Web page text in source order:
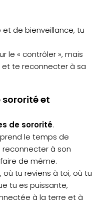
de bienveillance, tu
le « contrôler », mais
et te reconnecter à sa
sororité et
de sororité.
le temps de
reconnecter à son
de même.
, où tu reviens à toi, où tu
tu es puissante,
à la terre et à